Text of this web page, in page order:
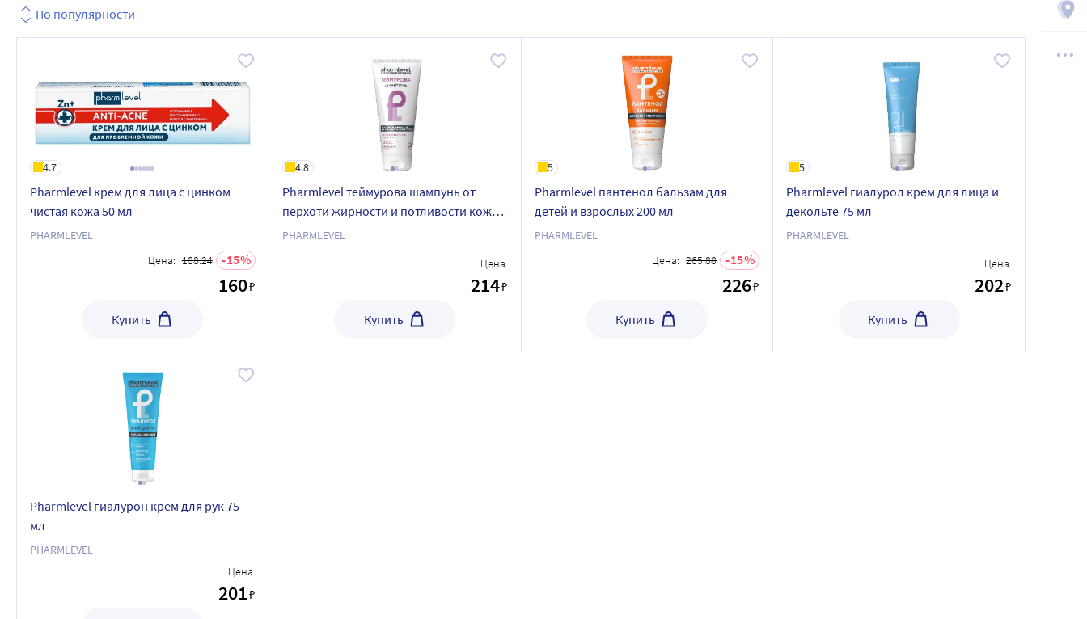
По популярности
4.7
Pharmlevel крем для лица с цинком
чистая кожа 50 мл
PHARMLEVEL
Цена: 188.24 15
160₽
Купить
4.8
Pharmlevel теймурова шампунь от
перхоти жирности и потливости кожи
головы 200 мл
PHARMLEVEL
Цена:
214₽
Купить
5
Pharmlevel пантенол бальзам для
детей и взрослых 200 мл
PHARMLEVEL
Цена: 265.88 15
226₽
Купить
5
Pharmlevel гиалурол крем для лица и
декольте 75 мл
PHARMLEVEL
Цена:
202₽
Купить
Pharmlevel гиалурон крем для рук 75
мл
PHARMLEVEL
Цена:
201₽